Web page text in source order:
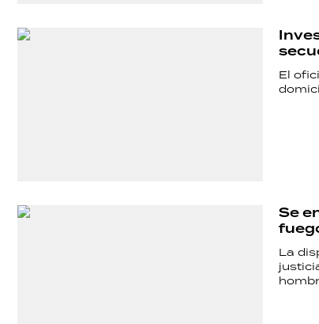
El
Se
La